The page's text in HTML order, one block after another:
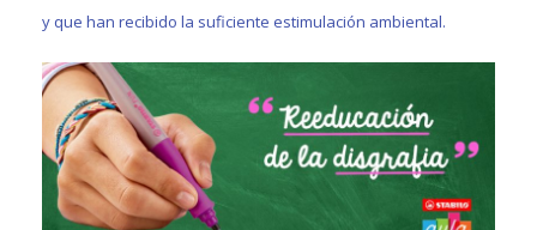
y que han recibido la suficiente estimulación ambiental.